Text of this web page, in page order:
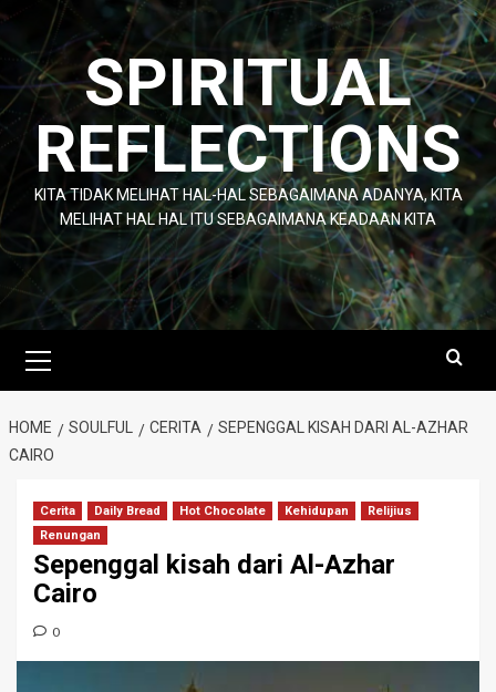
Skip
content
SPIRITUAL
REFLECTIONS
KITA TIDAK MELIHAT HAL-HAL SEBAGAIMANA ADANYA, KITA
MELIHAT HAL HAL ITU SEBAGAIMANA KEADAAN KITA
Menu
HOME SOULFUL CERITA
SEPENGGAL KISAH DARI AL-AZHAR
CAIRO
Cerita Daily Bread Hot Chocolate Kehidupan
Relijius
Renungan
Sepenggal kisah dari Al-Azhar
Cairo
0